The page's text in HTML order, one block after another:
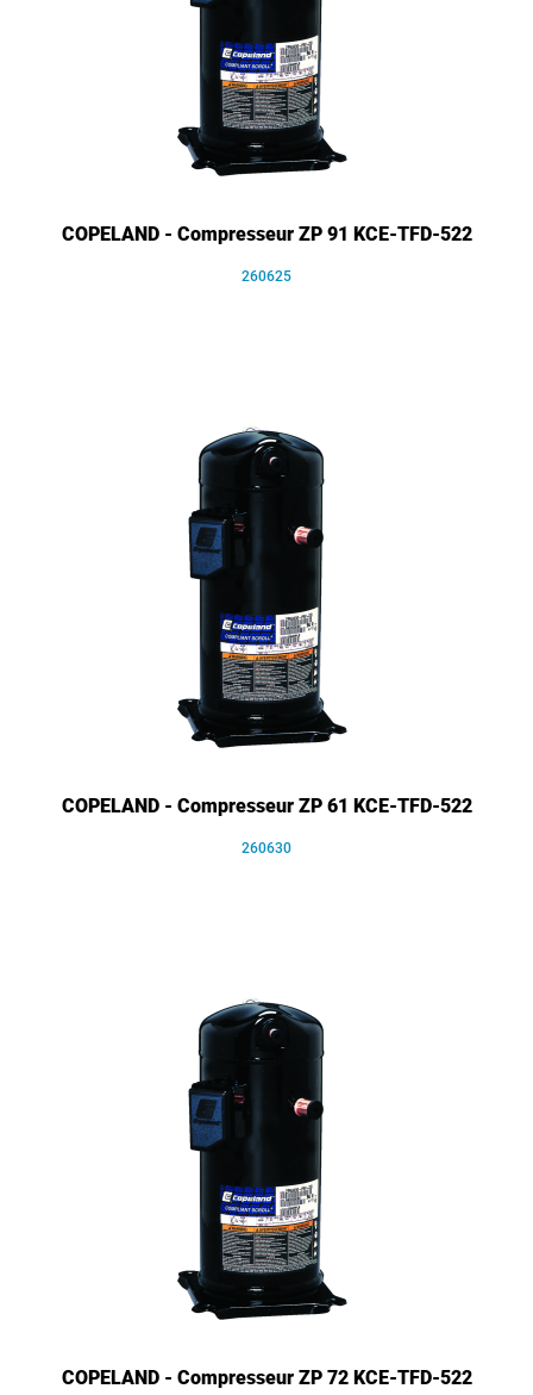
COPELAND - Compresseur ZP 91 KCE-TFD-522
260625
COPELAND - Compresseur ZP 61 KCE-TFD-522
260630
COPELAND - Compresseur ZP 72 KCE-TFD-522